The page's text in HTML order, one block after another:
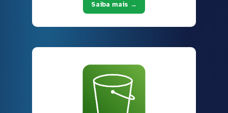
Saiba mais →